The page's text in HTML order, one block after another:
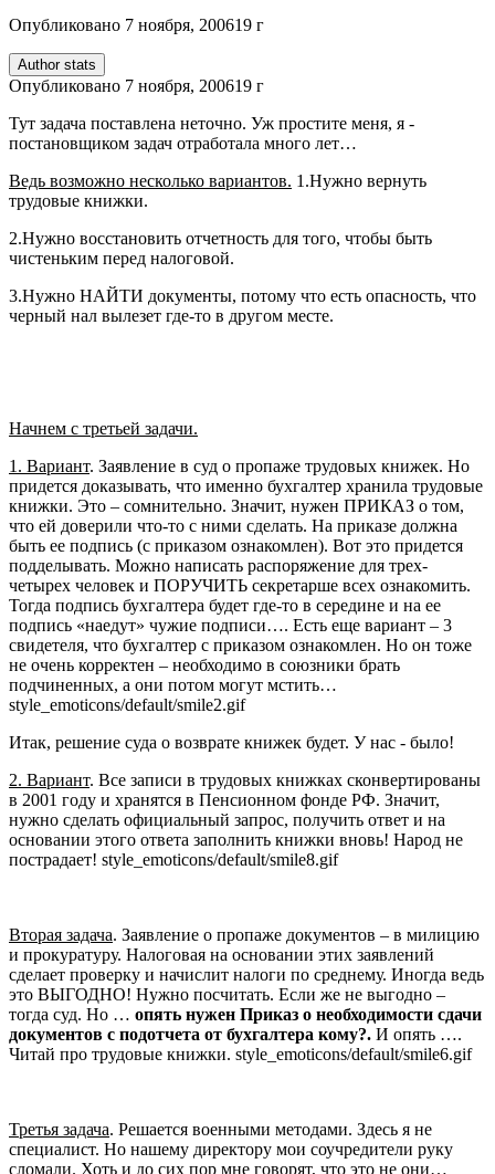
Опубликовано 7 ноября, 200619 г
Author stats
Опубликовано 7 ноября, 200619 г
Тут задача поставлена неточно. Уж простите меня, я -
постановщиком задач отработала много лет…
Ведь возможно несколько вариантов. 1.Нужно вернуть
трудовые книжки.
2.Нужно восстановить отчетность для того, чтобы быть
чистеньким перед налоговой.
3.Нужно НАЙТИ документы, потому что есть опасность, что
черный нал вылезет где-то в другом месте.
Начнем с третьей задачи.
1. Вариант. Заявление в суд о пропаже трудовых книжек. Но
придется доказывать, что именно бухгалтер хранила трудовые
книжки. Это – сомнительно. Значит, нужен ПРИКАЗ о том,
что ей доверили что-то с ними сделать. На приказе должна
быть ее подпись (с приказом ознакомлен). Вот это придется
подделывать. Можно написать распоряжение для трех-
четырех человек и ПОРУЧИТЬ секретарше всех ознакомить.
Тогда подпись бухгалтера будет где-то в середине и на ее
подпись «наедут» чужие подписи…. Есть еще вариант – 3
свидетеля, что бухгалтер с приказом ознакомлен. Но он тоже
не очень корректен – необходимо в союзники брать
подчиненных, а они потом могут мстить…
style_emoticons/default/smile2.gif
Итак, решение суда о возврате книжек будет. У нас - было!
2. Вариант. Все записи в трудовых книжках сконвертированы
в 2001 году и хранятся в Пенсионном фонде РФ. Значит,
нужно сделать официальный запрос, получить ответ и на
основании этого ответа заполнить книжки вновь! Народ не
пострадает! style_emoticons/default/smile8.gif
Вторая задача. Заявление о пропаже документов – в милицию
и прокуратуру. Налоговая на основании этих заявлений
сделает проверку и начислит налоги по среднему. Иногда ведь
это ВЫГОДНО! Нужно посчитать. Если же не выгодно –
тогда суд. Но … опять нужен Приказ о необходимости сдачи
документов с подотчета от бухгалтера кому?. И опять ….
Читай про трудовые книжки. style_emoticons/default/smile6.gif
Третья задача. Решается военными методами. Здесь я не
специалист. Но нашему директору мои соучредители руку
сломали. Хоть и до сих пор мне говорят, что это не они…